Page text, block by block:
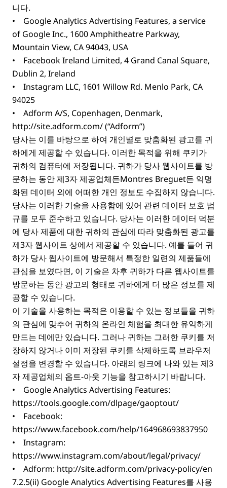
니다.
• Google Analytics Advertising Features, a service
of Google Inc., 1600 Amphitheatre Parkway,
Mountain View, CA 94043, USA
• Facebook Ireland Limited, 4 Grand Canal Square,
Dublin 2, Ireland
• Instagram LLC, 1601 Willow Rd. Menlo Park, CA
94025
• Adform A/S, Copenhagen, Denmark,
http://site.adform.com/(“Adform”)
당사는 이를 바탕으로 하여 개인별로 맞춤화된 광고를 귀
하에게 제공할 수 있습니다. 이러한 목적을 위해 쿠키가
귀하의 컴퓨터에 저장됩니다. 귀하가 당사 웹사이트를 방
문하는 동안 제3자 제공업체든Montres Breguet든 익명
화된 데이터 외에 어떠한 개인 정보도 수집하지 않습니다.
당사는 이러한 기술을 사용함에 있어 관련 데이터 보호 법
규를 모두 준수하고 있습니다. 당사는 이러한 데이터 덕분
에 당사 제품에 대한 귀하의 관심에 따라 맞춤화된 광고를
제3자 웹사이트 상에서 제공할 수 있습니다. 예를 들어 귀
하가 당사 웹사이트에 방문해서 특정한 일련의 제품들에
관심을 보였다면, 이 기술은 차후 귀하가 다른 웹사이트를
방문하는 동안 광고의 형태로 귀하에게 더 많은 정보를 제
공할 수 있습니다.
이 기술을 사용하는 목적은 이용할 수 있는 정보들을 귀하
의 관심에 맞추어 귀하의 온라인 체험을 최대한 유익하게
만드는 데에만 있습니다. 그러나 귀하는 그러한 쿠키를 저
장하지 않거나 이미 저장된 쿠키를 삭제하도록 브라우저
설정을 변경할 수 있습니다. 아래의 링크에 나와 있는 제3
자 제공업체의 옵트-아웃 기능을 참고하시기 바랍니다.
• Google Analytics Advertising Features:
https://tools.google.com/dlpage/gaoptout/
• Facebook:
https://www.facebook.com/help/164968693837950
• Instagram:
https://www.instagram.com/about/legal/privacy/
• Adform: http://site.adform.com/privacy-policy/en
7.2.5(ii) Google Analytics Advertising Features를 사용